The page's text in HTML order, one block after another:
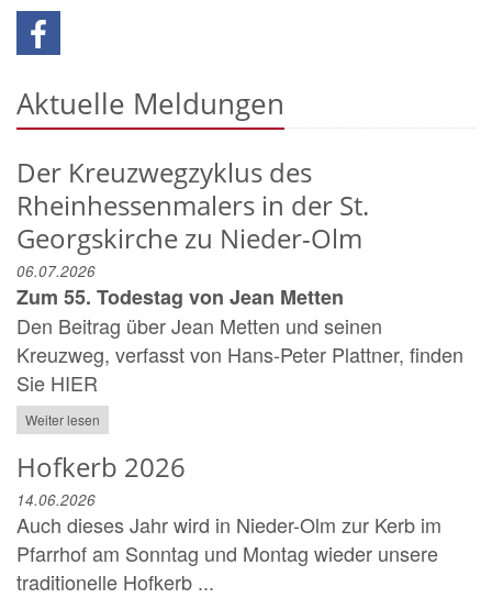
Aktuelle Meldungen
Der Kreuzwegzyklus des
Rheinhessenmalers in der St.
Georgskirche zu Nieder-Olm
06.07.2026
Zum 55. Todestag von Jean Metten
Den Beitrag über Jean Metten und seinen
Kreuzweg, verfasst von Hans-Peter Plattner, finden
Sie HIER
Weiter lesen
Hofkerb 2026
14.06.2026
Auch dieses Jahr wird in Nieder-Olm zur Kerb im
Pfarrhof am Sonntag und Montag wieder unsere
traditionelle Hofkerb ...